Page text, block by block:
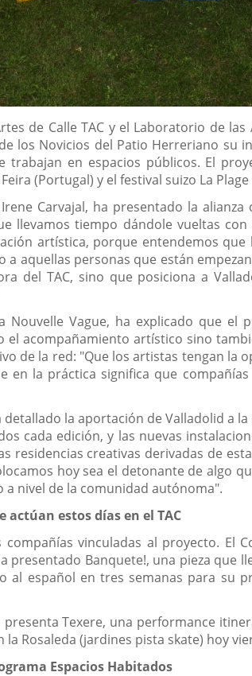
de Calle TAC y el Laboratorio de
los Novicios del Patio Herreriano su
en espacios públicos. El
(Portugal) y el festival suizo La
Carvajal, ha presentado la
llevamos tiempo dándole vueltas
artística, porque entendemos
aquellas personas que están
del TAC, sino que posiciona a
Nouvelle Vague, ha explicado que
el acompañamiento artístico sino
de la red: "Que los artistas tengan
en la práctica significa que
detallado la aportación de Valladolid a
cada edición, y las nuevas
residencias creativas derivadas de
hoy sea el detonante de algo
nivel de la comunidad autónoma".
actúan estos días en el TAC
vinculadas al proyecto. El
Banquete!, una pieza que
al español en tres semanas para su
Texere, una performance
Rosaleda (jardines pista skate) hoy
Espacios Habitados